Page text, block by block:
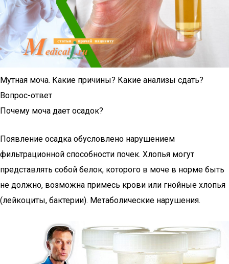
Мутная моча. Какие причины? Какие анализы сдать?
Вопрос-ответ
Почему моча дает осадок?
Появление осадка обусловлено нарушением
фильтрационной способности почек. Хлопья могут
представлять собой белок, которого в моче в норме быть
не должно, возможна примесь крови или гнойные хлопья
(лейкоциты, бактерии). Метаболические нарушения.